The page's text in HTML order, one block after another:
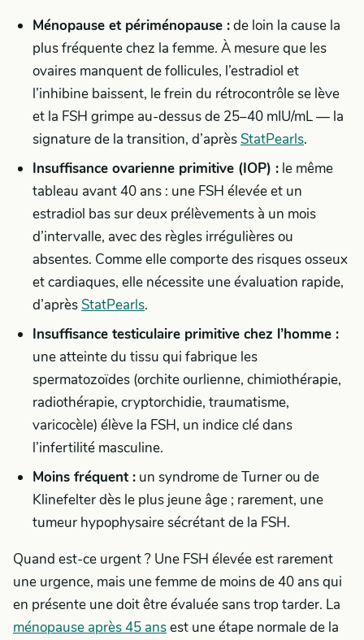
Ménopause et périménopause :de loin la cause la
plus fréquente chez la femme. À mesure que les
ovaires manquent de follicules, l’estradiol et
l’inhibine baissent, le frein du rétrocontrôle se lève
et la FSH grimpe au-dessus de 25–40 mIU/mL — la
signature de la transition, d’aprèsStatPearls.
Insuffisance ovarienne primitive (IOP) : le même
tableau avant 40 ans : une FSH élevée et un
estradiol bas sur deux prélèvements à un mois
d’intervalle, avec des règles irrégulières ou
absentes. Comme elle comporte des risques osseux
et cardiaques, elle nécessite une évaluation rapide,
d’aprèsStatPearls.
Insuffisance testiculaire primitive chez l’homme :
une atteinte du tissu qui fabrique les
spermatozoïdes (orchite ourlienne, chimiothérapie,
radiothérapie, cryptorchidie, traumatisme,
varicocèle) élève la FSH, un indice clé dans
l’infertilité masculine.
Moins fréquent : un syndrome de Turner ou de
Klinefelter dès le plus jeune âge ; rarement, une
tumeur hypophysaire sécrétant de la FSH.
Quand est-ce urgent ? Une FSH élevée est rarement
une urgence, mais une femme de moins de 40 ans qui
en présente une doit être évaluée sans trop tarder. La
ménopause après 45 ansest une étape normale de la